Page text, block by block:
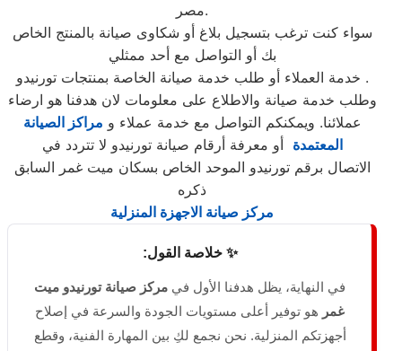
مصر.
سواء كنت ترغب بتسجيل بلاغ أو شكاوى صيانة بالمنتج الخاص
بك أو التواصل مع أحد ممثلي
خدمة العملاء أو طلب خدمة صيانة الخاصة بمنتجات تورنيدو .
وطلب خدمة صيانة والاطلاع على معلومات لان هدفنا هو ارضاء
عملائنا. ويمكنكم التواصل مع خدمة عملاء و مراكز الصيانة
المعتمدة أو معرفة أرقام صيانة تورنيدو لا تتردد في
الاتصال برقم تورنيدو الموحد الخاص بسكان ميت غمر السابق
ذكره
مركز صيانة الاجهزة المنزلية
✨ خلاصة القول:
في النهاية، يظل هدفنا الأول في مركز صيانة تورنيدو ميت
غمر هو توفير أعلى مستويات الجودة والسرعة في إصلاح
أجهزتكم المنزلية. نحن نجمع لكِ بين المهارة الفنية، وقطع